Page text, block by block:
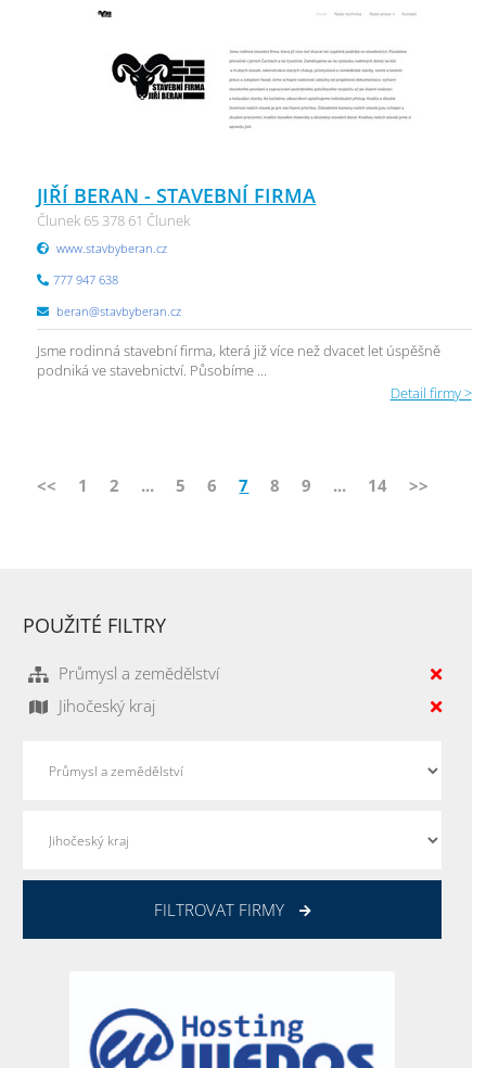
JIŘÍ BERAN - STAVEBNÍ FIRMA
Člunek 65 378 61 Člunek
www.stavbyberan.cz
777 947 638
beran@stavbyberan.cz
Jsme rodinná stavební firma, která již více než dvacet let úspěšně
podniká ve stavebnictví. Působíme ...
Detail firmy >
<< 1 2 ... 5 6 7 8 9 ... 14 >>
POUŽITÉ FILTRY
Průmysl a zemědělství
Jihočeský kraj
FILTROVAT FIRMY